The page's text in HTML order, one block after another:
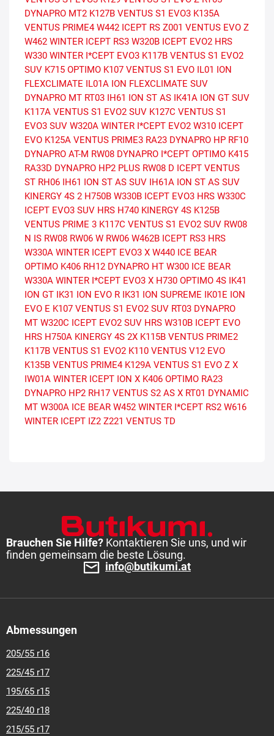
DYNAPRO MT2 K127B VENTUS S1 EVO3 K135A
VENTUS PRIME4 W442 ICEPT RS Z001 VENTUS EVO Z
W462 WINTER ICEPT RS3 W320B ICEPT EVO2 HRS
W330 WINTER I*CEPT EVO3 K117B VENTUS S1 EVO2
SUV K715 OPTIMO K107 VENTUS S1 EVO IL01 ION
FLEXCLIMATE IL01A ION FLEXCLIMATE SUV
DYNAPRO MT RT03 IH61 ION ST AS IK41A ION GT SUV
K117A VENTUS S1 EVO2 SUV K127C VENTUS S1
EVO3 SUV W320A WINTER I*CEPT EVO2 W310 ICEPT
EVO K125A VENTUS PRIME3 RA23 DYNAPRO HP RF10
DYNAPRO AT-M RW08 DYNAPRO I*CEPT OPTIMO K415
RA33D DYNAPRO HP2 PLUS RW08 D ICEPT VENTUS
ST RH06 IH61 ION ST AS SUV IH61A ION ST AS SUV
KINERGY 4S 2 H750B W330B ICEPT EVO3 HRS W330C
ICEPT EVO3 SUV HRS H740 KINERGY 4S K125B
VENTUS PRIME 3 K117C VENTUS S1 EVO2 SUV RW08
N IS RW08 RW06 W RW06 W462B ICEPT RS3 HRS
W330A WINTER ICEPT EVO3 X W440 ICE BEAR
OPTIMO K406 RH12 DYNAPRO HT W300 ICE BEAR
W330A WINTER I*CEPT EVO3 X H730 OPTIMO 4S IK41
ION GT IK31 ION EVO R IK31 ION SUPREME IK01E ION
EVO E K107 VENTUS S1 EVO2 SUV RT03 DYNAPRO
MT W320C ICEPT EVO2 SUV HRS W310B ICEPT EVO
HRS H750A KINERGY 4S 2X K115B VENTUS PRIME2
K117B VENTUS S1 EVO2 K110 VENTUS V12 EVO
K135B VENTUS PRIME4 K129A VENTUS S1 EVO Z X
IW01A WINTER ICEPT ION X K406 OPTIMO RA23
DYNAPRO HP2 RH17 VENTUS S2 AS X RT01 DYNAMIC
MT W300A ICE BEAR W452 WINTER I*CEPT RS2 W616
WINTER ICEPT IZ2 Z221 VENTUS TD
Brauchen Sie Hilfe? Kontaktieren Sie uns, und wir
finden gemeinsam die beste Lösung.
info@butikumi.at
Abmessungen
205/55 r16
225/45 r17
195/65 r15
225/40 r18
215/55 r17